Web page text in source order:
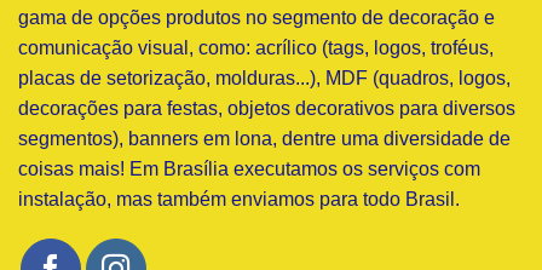
gama de opções produtos no segmento de decoração e
comunicação visual, como: acrílico (tags, logos, troféus,
placas de setorização, molduras...), MDF (quadros, logos,
decorações para festas, objetos decorativos para diversos
segmentos), banners em lona, dentre uma diversidade de
coisas mais! Em Brasília executamos os serviços com
instalação, mas também enviamos para todo Brasil.